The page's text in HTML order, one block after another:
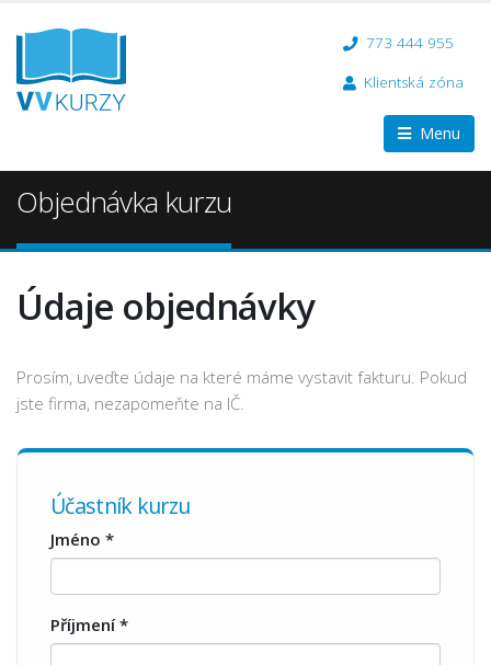
773 444 955
Klientská zóna
Menu
Objednávka kurzu
Údaje objednávky
Prosím, uveďte údaje na které máme vystavit fakturu. Pokud
jste firma, nezapomeňte na IČ.
Účastník kurzu
Jméno *
Příjmení*